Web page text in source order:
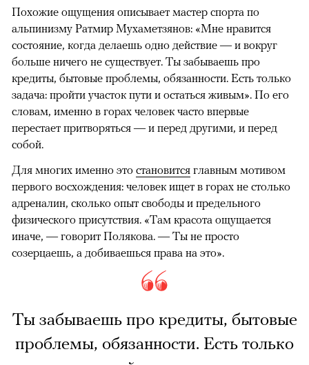
Похожие ощущения описывает мастер спорта по
альпинизму Ратмир Мухаметзянов: «Мне нравится
состояние, когда делаешь одно действие — и вокруг
больше ничего не существует. Ты забываешь про
кредиты, бытовые проблемы, обязанности. Есть только
задача: пройти участок пути и остаться живым». По его
словам, именно в горах человек часто впервые
перестает притворяться — и перед другими, и перед
собой.
Для многих именно это становится главным мотивом
первого восхождения: человек ищет в горах не столько
адреналин, сколько опыт свободы и предельного
физического присутствия. «Там красота ощущается
иначе, — говорит Полякова. — Ты не просто
созерцаешь, а добиваешься права на это».
Ты забываешь про кредиты, бытовые
проблемы, обязанности. Есть только